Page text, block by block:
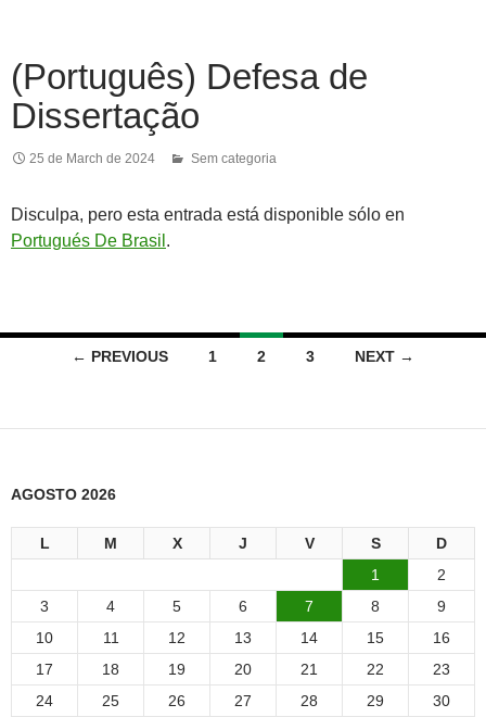
(Português) Defesa de
Dissertação
25 de March de 2024 Sem categoria
Disculpa, pero esta entrada está disponible sólo en
Portugués De Brasil .
← PREVIOUS 1 2 3 NEXT →
AGOSTO 2026
L M X J V S
D
1
2
3
4 5 6 7 8
9
10
11 12 13 14 15
16
17
18 19 20 21 22
23
24
25 26 27 28 29
30